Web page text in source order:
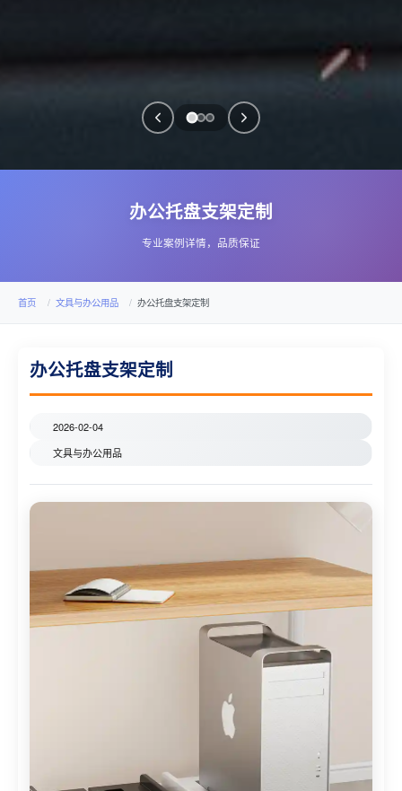
办公托盘支架定制
专业案例详情，品质保证
首页 文具与办公用品 办公托盘支架定制
办公托盘支架定制
2026-02-04
文具与办公用品